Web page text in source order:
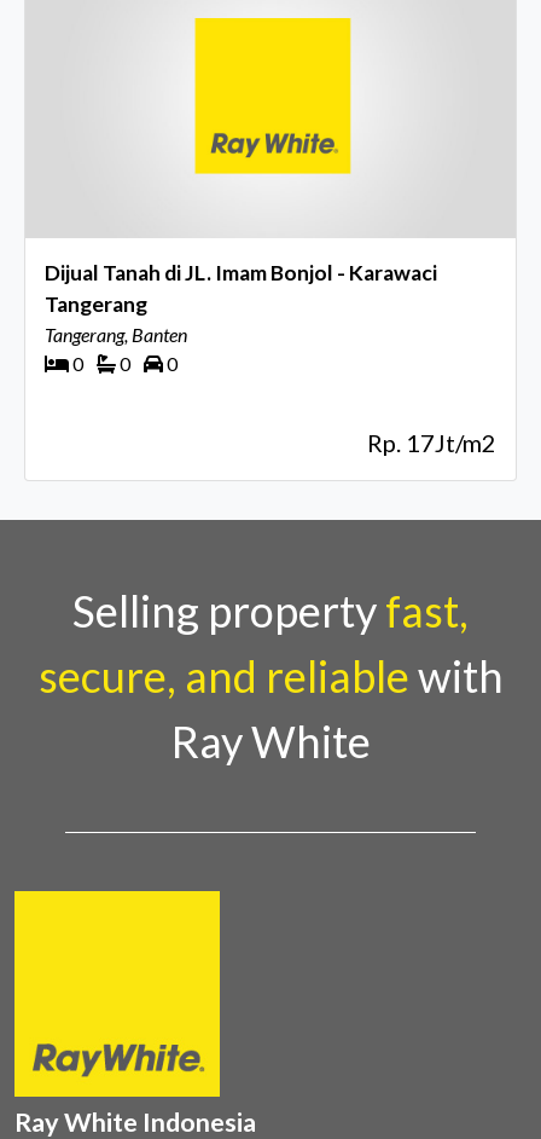
Dijual Tanah di JL. Imam Bonjol - Karawaci
Tangerang
Tangerang, Banten
0
0 0
Rp. 17Jt/m2
Selling propertyfast,
secure, and reliablewith
Ray White
Ray White Indonesia